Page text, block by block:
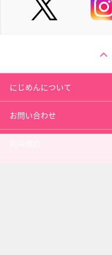
にじめんについて
お問い合わせ